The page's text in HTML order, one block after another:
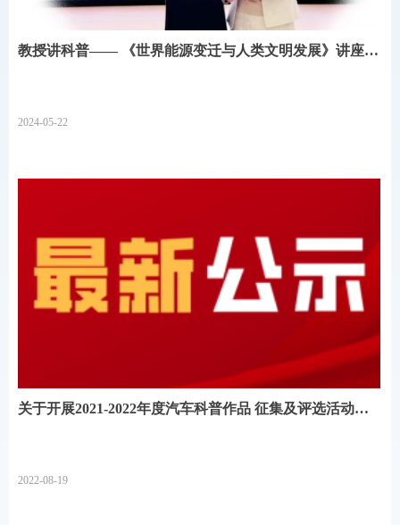
教授讲科普—— 《世界能源变迁与人类文明发展》讲座成
2024-05-22
关于开展2021-2022年度汽车科普作品 征集及评选活动的
2022-08-19